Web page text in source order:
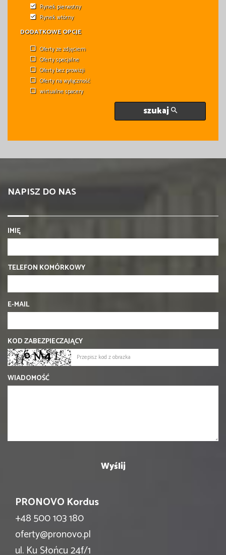
Rynek pierwotny
Rynek wtórny
DODATKOWE OPCJE
Oferty ze zdjęciem
Oferty specjalne
Oferty bez prowizji
Oferty na wyłączność
wirtualne spacery
szukaj
NAPISZ DO NAS
IMIĘ
TELEFON KOMÓRKOWY
E-MAIL
KOD ZABEZPIECZAJĄCY
WIADOMOŚĆ
PRONOVO Kordus
+48 500 103 180
oferty@pronovo.pl
ul. Ku Słońcu 24f/1